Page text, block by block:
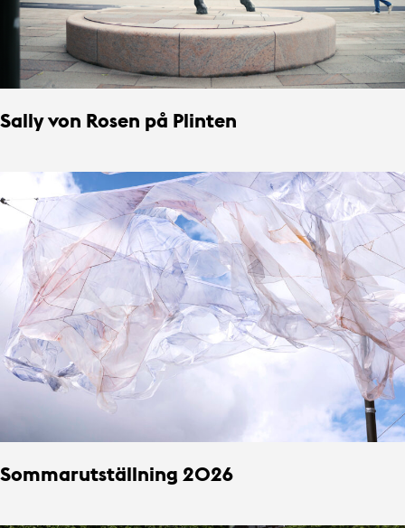
Sally von Rosen på Plinten
Sommarutställning 2026